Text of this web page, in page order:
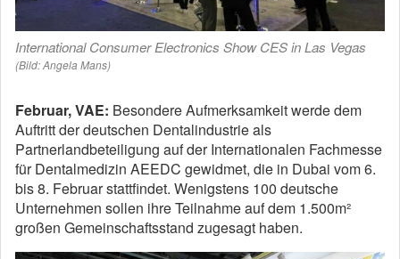
International Consumer Electronics Show CES in Las Vegas
(Bild: Angela Mans)
Februar, VAE: Besondere Aufmerksamkeit werde dem
Auftritt der deutschen Dentalindustrie als
Partnerlandbeteiligung auf der Internationalen Fachmesse
für Dentalmedizin AEEDC gewidmet, die in Dubai vom 6.
bis 8. Februar stattfindet. Wenigstens 100 deutsche
Unternehmen sollen ihre Teilnahme auf dem 1.500m²
großen Gemeinschaftsstand zugesagt haben.